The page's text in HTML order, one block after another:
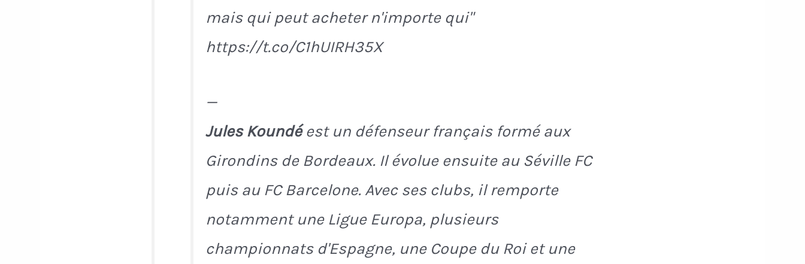
mais qui peut acheter n'importe qui"
https://t.co/C1hUIRH35X
—
Jules Koundéest un défenseur français formé aux
Girondins de Bordeaux. Il évolue ensuite au Séville FC
puis au FC Barcelone. Avec ses clubs, il remporte
notamment une Ligue Europa, plusieurs
championnats d'Espagne, une Coupe du Roi et une